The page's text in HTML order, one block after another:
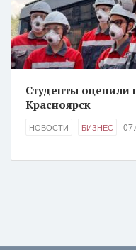
Студенты оценили
Красноярск
НОВОСТИ БИЗНЕС